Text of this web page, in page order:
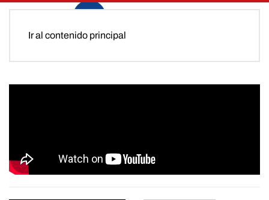
Ir al contenido principal